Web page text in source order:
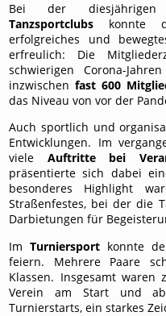
Bei der
Tanzsportclubs konnte
erfolgreiches und
erfreulich: Die
schwierigen Corona-
inzwischenfast 600
das Niveau von vor der
Auch sportlich und
Entwicklungen. Im
viele Auftritte bei
präsentierte sich dabei
besonderes Highlight
Straßenfestes, bei der die
Darbietungen für
ImTurniersport konnte
feiern. Mehrere Paare
Klassen. Insgesamt
Verein am Start und
Turnierstarts, ein starkes